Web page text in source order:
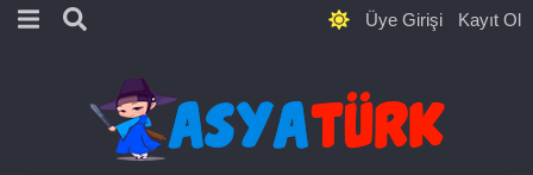
Üye Girişi Kayıt Ol